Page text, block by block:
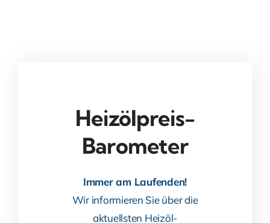
Heizölpreis-
Barometer
Immer am Laufenden!
Wir informieren Sie über die
aktuellsten Heizöl-